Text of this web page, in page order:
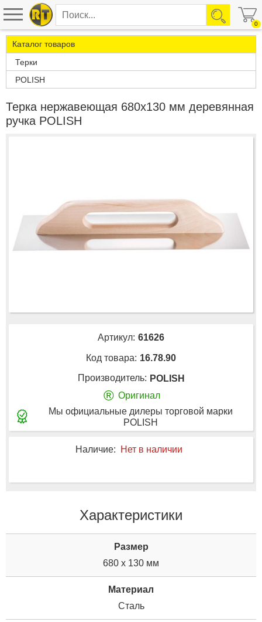
0
Каталог товаров
Терки
POLISH
Терка нержавеющая 680х130 мм деревянная
ручка POLISH
Артикул: 61626
Код товара: 16.78.90
Производитель: POLISH
® Оригинал
Мы официальные дилеры торговой марки
POLISH
Наличие: Нет в наличии
Характеристики
Размер
680 х 130 мм
Материал
Сталь